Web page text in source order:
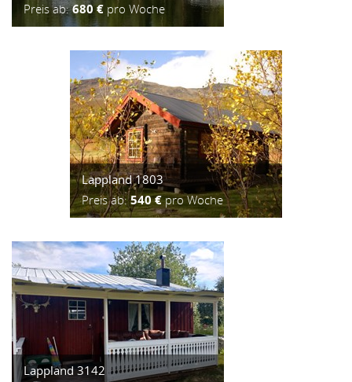
Preis ab:680 € pro Woche
Lappland 1803
Preis ab:540 €pro Woche
Lappland 3142